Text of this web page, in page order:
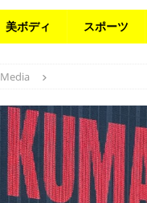
美ボディ スポーツ
Media